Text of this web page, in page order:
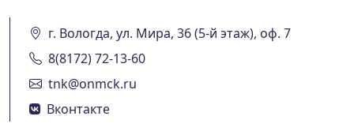
г. Вологда, ул. Мира, 36 (5-й этаж), оф. 7
8(8172) 72-13-60
tnk@onmck.ru
Вконтакте